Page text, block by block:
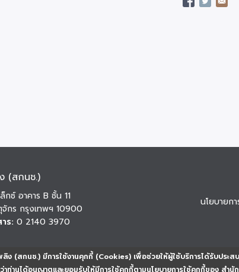
ง (สกนช.) มีการใช้งานคุกกี้ (Cookies) เพื่อช่วยให้ผู้ใช้บริการได้รับประส
ว่าท่านได้อนุญาตและยอมรับให้มีการใช้คุกกี้ตามนโยบายการใช้คุกกี้ของ สำ
(สกนช.)
ซ์ อาคาร B ชั้น 11
กร กรุงเทพฯ 10900
ร: 0 2140 3970
นโยบายก